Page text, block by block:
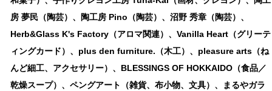
房 夢民（陶芸）、陶工房 Pino（陶芸）、沼野 秀章（陶芸）、
Herb&Glass K's Factory（アロマ関連）、Vanilla Heart（グリーテ
ィングカード）、plus den furniture.（木工）、pleasure arts（ね
んど細工、アクセサリー）、BLESSINGS OF HOKKAIDO（食品／
乾燥スープ）、ペングアート（雑貨、布小物、文具）、まるやガラ